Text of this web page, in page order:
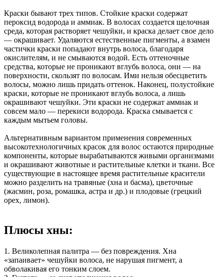
Краски бывают трех типов. Стойкие краски содержат
пероксид водорода и аммиак. В волосах создается щелочная
среда, которая растворяет чешуйки, и краска делает свое дело
— окрашивает. Удаляются естественные пигменты, а взамен
частички краски попадают внутрь волоса, благодаря
окислителям, и не смываются водой. Есть оттеночные
средства, которые не проникают вглубь волоса, они — на
поверхности, скользят по волосам. Ими нельзя обесцветить
волосы, можно лишь придать оттенок. Наконец, полустойкие
краски, которые не проникают вглубь волоса, а лишь
окрашивают чешуйки. Эти краски не содержат аммиак и
совсем мало — перекиси водорода. Краска смывается с
каждым мытьем головы.
Альтернативным вариантом применения современных
высокотехнологичных красок для волос остаются природные
компоненты, которые вырабатываются живыми организмами
и окрашивают животные и растительные клетки и ткани. Все
существующие в настоящее время растительные красители
можно разделить на травяные (хна и басма), цветочные
(жасмин, роза, ромашка, астра и др.) и плодовые (грецкий
орех, лимон).
Плюсы хны:
1. Великолепная палитра — без повреждения. Хна
«запаивает» чешуйки волоса, не нарушая пигмент, а
обволакивая его тонким слоем.